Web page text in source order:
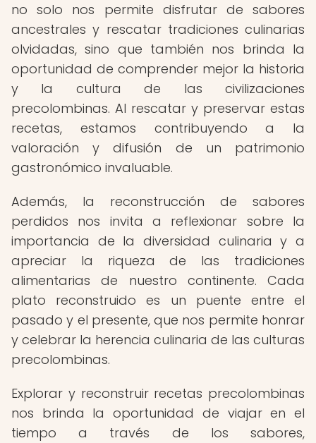
no solo nos permite disfrutar de sabores
ancestrales y rescatar tradiciones culinarias
olvidadas, sino que también nos brinda la
oportunidad de comprender mejor la historia
y la cultura de las civilizaciones
precolombinas. Al rescatar y preservar estas
recetas, estamos contribuyendo a la
valoración y difusión de un patrimonio
gastronómico invaluable.
Además, la reconstrucción de sabores
perdidos nos invita a reflexionar sobre la
importancia de la diversidad culinaria y a
apreciar la riqueza de las tradiciones
alimentarias de nuestro continente. Cada
plato reconstruido es un puente entre el
pasado y el presente, que nos permite honrar
y celebrar la herencia culinaria de las culturas
precolombinas.
Explorar y reconstruir recetas precolombinas
nos brinda la oportunidad de viajar en el
tiempo a través de los sabores,